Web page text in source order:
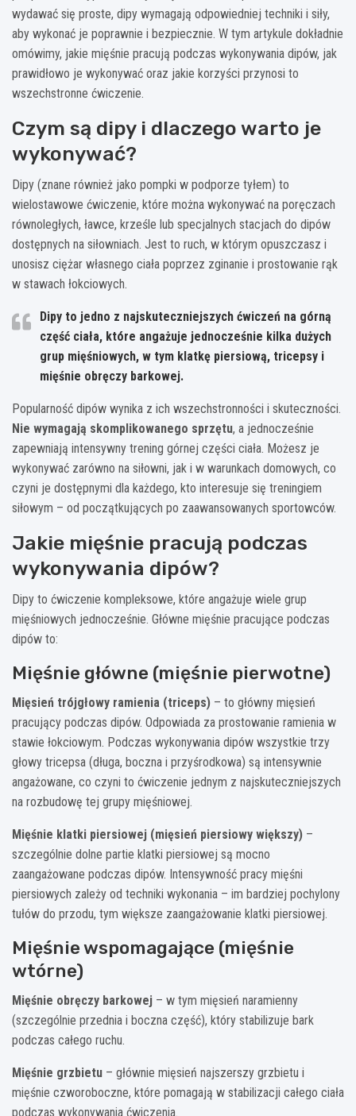
wydawać się proste, dipy wymagają odpowiedniej techniki i siły,
aby wykonać je poprawnie i bezpiecznie. W tym artykule dokładnie
omówimy, jakie mięśnie pracują podczas wykonywania dipów, jak
prawidłowo je wykonywać oraz jakie korzyści przynosi to
wszechstronne ćwiczenie.
Czym są dipy i dlaczego warto je
wykonywać?
Dipy (znane również jako pompki w podporze tyłem) to
wielostawowe ćwiczenie, które można wykonywać na poręczach
równoległych, ławce, krześle lub specjalnych stacjach do dipów
dostępnych na siłowniach. Jest to ruch, w którym opuszczasz i
unosisz ciężar własnego ciała poprzez zginanie i prostowanie rąk
w stawach łokciowych.
Dipy to jedno z najskuteczniejszych ćwiczeń na górną
część ciała, które angażuje jednocześnie kilka dużych
grup mięśniowych, w tym klatkę piersiową, tricepsy i
mięśnie obręczy barkowej.
Popularność dipów wynika z ich wszechstronności i skuteczności.
Nie wymagają skomplikowanego sprzętu, a jednocześnie
zapewniają intensywny trening górnej części ciała. Możesz je
wykonywać zarówno na siłowni, jak i w warunkach domowych, co
czyni je dostępnymi dla każdego, kto interesuje się treningiem
siłowym – od początkujących po zaawansowanych sportowców.
Jakie mięśnie pracują podczas
wykonywania dipów?
Dipy to ćwiczenie kompleksowe, które angażuje wiele grup
mięśniowych jednocześnie. Główne mięśnie pracujące podczas
dipów to:
Mięśnie główne (mięśnie pierwotne)
Mięsień trójgłowy ramienia (triceps) – to główny mięsień
pracujący podczas dipów. Odpowiada za prostowanie ramienia w
stawie łokciowym. Podczas wykonywania dipów wszystkie trzy
głowy tricepsa (długa, boczna i przyśrodkowa) są intensywnie
angażowane, co czyni to ćwiczenie jednym z najskuteczniejszych
na rozbudowę tej grupy mięśniowej.
Mięśnie klatki piersiowej (mięsień piersiowy większy) –
szczególnie dolne partie klatki piersiowej są mocno
zaangażowane podczas dipów. Intensywność pracy mięśni
piersiowych zależy od techniki wykonania – im bardziej pochylony
tułów do przodu, tym większe zaangażowanie klatki piersiowej.
Mięśnie wspomagające (mięśnie
wtórne)
Mięśnie obręczy barkowej – w tym mięsień naramienny
(szczególnie przednia i boczna część), który stabilizuje bark
podczas całego ruchu.
Mięśnie grzbietu – głównie mięsień najszerszy grzbietu i
mięśnie czworoboczne, które pomagają w stabilizacji całego ciała
podczas wykonywania ćwiczenia.